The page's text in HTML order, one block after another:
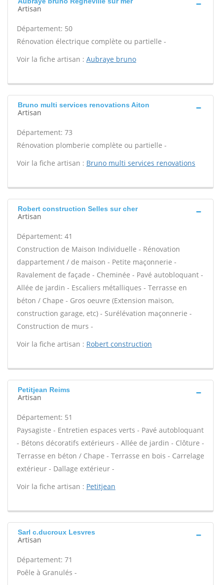
Artisan
Département: 50
Rénovation électrique complète ou partielle -
Voir la fiche artisan : Aubraye bruno
Bruno multi services renovations Aiton
Artisan
Département: 73
Rénovation plomberie complète ou partielle -
Voir la fiche artisan : Bruno multi services renovations
Robert construction Selles sur cher
Artisan
Département: 41
Construction de Maison Individuelle - Rénovation
dappartement / de maison - Petite maçonnerie -
Ravalement de façade - Cheminée - Pavé autobloquant -
Allée de jardin - Escaliers métalliques - Terrasse en
béton / Chape - Gros oeuvre (Extension maison,
construction garage, etc) - Surélévation maçonnerie -
Construction de murs -
Voir la fiche artisan : Robert construction
Petitjean Reims
Artisan
Département: 51
Paysagiste - Entretien espaces verts - Pavé autobloquant
- Bétons décoratifs extérieurs - Allée de jardin - Clôture -
Terrasse en béton / Chape - Terrasse en bois - Carrelage
extérieur - Dallage extérieur -
Voir la fiche artisan : Petitjean
Sarl c.ducroux Lesvres
Artisan
Département: 71
Poêle à Granulés -